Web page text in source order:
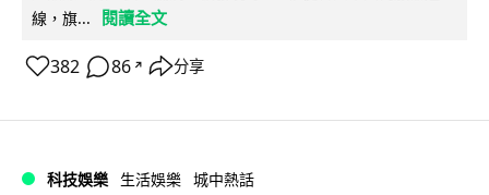
線，旗...
閱讀全文
382 86 ↗ 分享
科技娛樂 生活娛樂 城中熱話